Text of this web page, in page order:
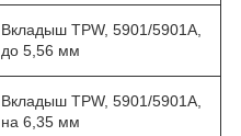
Вкладыш TPW, 5901/5901A,
до 5,56 мм
Вкладыш TPW, 5901/5901A,
на 6,35 мм